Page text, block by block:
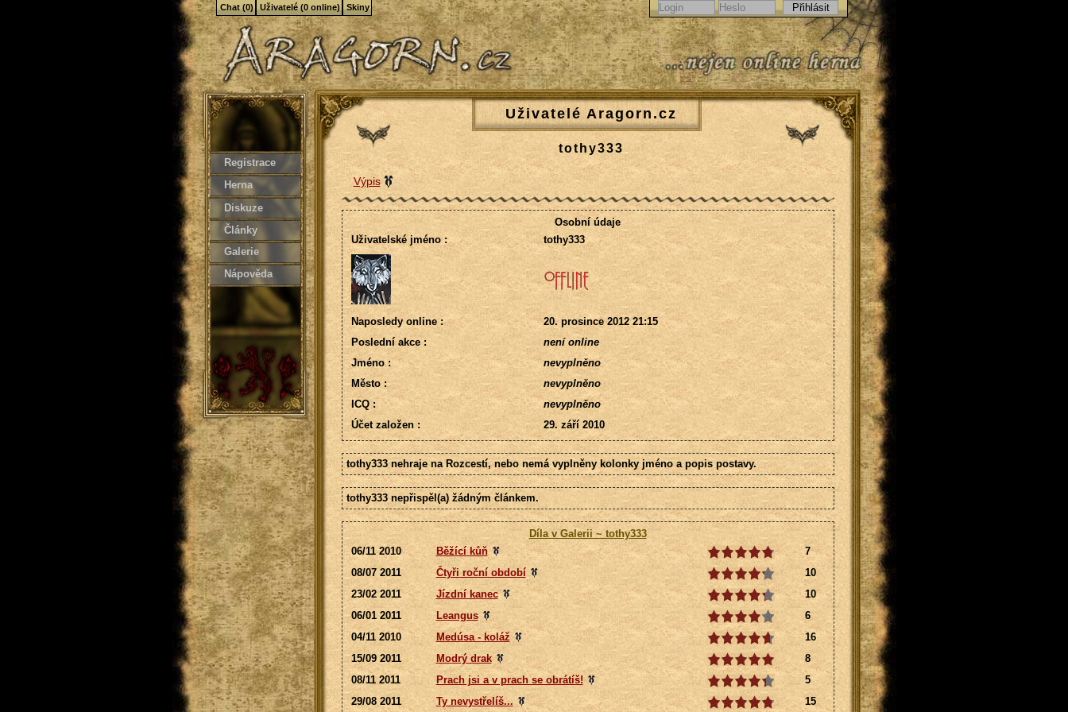
Registrace
Herna
Diskuze
Články
Galerie
Nápověda
Uživatelé Aragorn.cz
tothy333
Výpis
Osobní údaje
Uživatelské jméno :
tothy333
Naposledy online :
20. prosince 2012 21:15
Poslední akce :
není online
Jméno :
nevyplněno
Město :
nevyplněno
ICQ :
nevyplněno
Účet založen :
29. září 2010
tothy333 nehraje na Rozcestí, nebo nemá vyplněny kolonky jméno a popis postavy.
tothy333 nepřispěl(a) žádným článkem.
Díla v Galerii ~ tothy333
06/11 2010
Běžící kůň
7
08/07 2011
Čtyři roční období
10
23/02 2011
Jízdní kanec
10
06/01 2011
Leangus
6
04/11 2010
Medúsa - koláž
16
15/09 2011
Modrý drak
8
08/11 2011
Prach jsi a v prach se obrátíš!
5
29/08 2011
Ty nevystřelíš... 15
Chat (0) Uživatelé (0 online) Skiny